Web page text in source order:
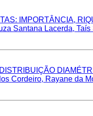
IMPORTÂNCIA,
Santana Lacerda,
Cordeiro, Rayane da